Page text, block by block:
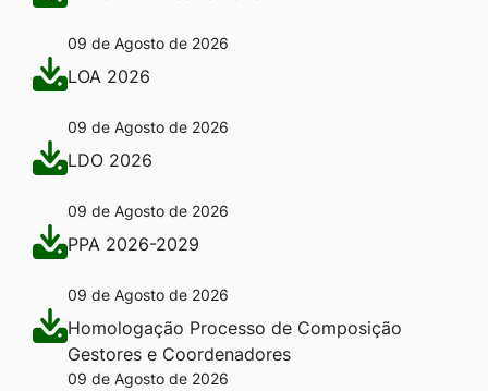
09 de Agosto de 2026
LOA 2026
09 de Agosto de 2026
LDO 2026
09 de Agosto de 2026
PPA 2026-2029
09 de Agosto de 2026
Homologação Processo de Composição
Gestores e Coordenadores
09 de Agosto de 2026